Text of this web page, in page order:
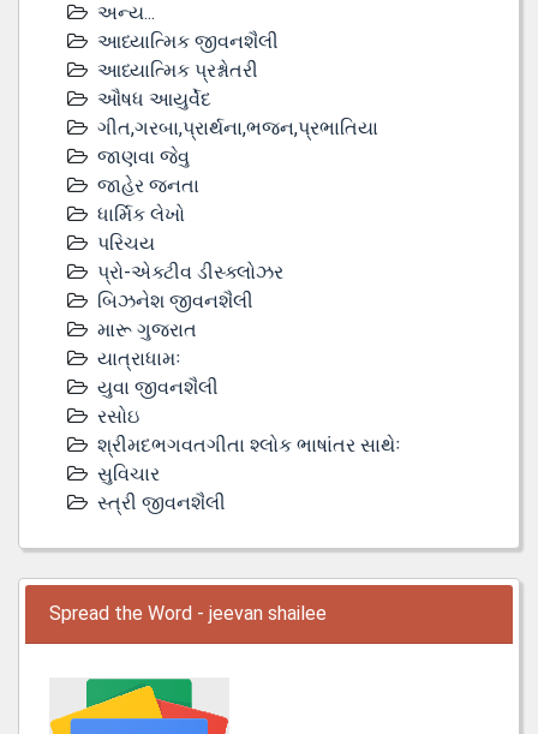
અન્ય...
આધ્યાત્મિક જીવનશૈલી
આધ્યાત્મિક પ્રશ્નોતરી
ઔષધ આયુર્વેદ
ગીત,ગરબા,પ્રાર્થના,ભજન,પ્રભાતિયા
જાણવા જેવુ
જાહેર જનતા
ધાર્મિક લેખો
પરિચય
પ્રો-એક્ટીવ ડીસ્‍ક્લોઝર
બિઝનેશ જીવનશૈલી
મારૂ ગુજરાત
યાત્રાધામઃ
યુવા જીવનશૈલી
રસોઇ
શ્રીમદભગવતગીતા શ્લોક ભાષાંતર સાથેઃ
સુવિચાર
સ્ત્રી જીવનશૈલી
Spread the Word - jeevan shailee